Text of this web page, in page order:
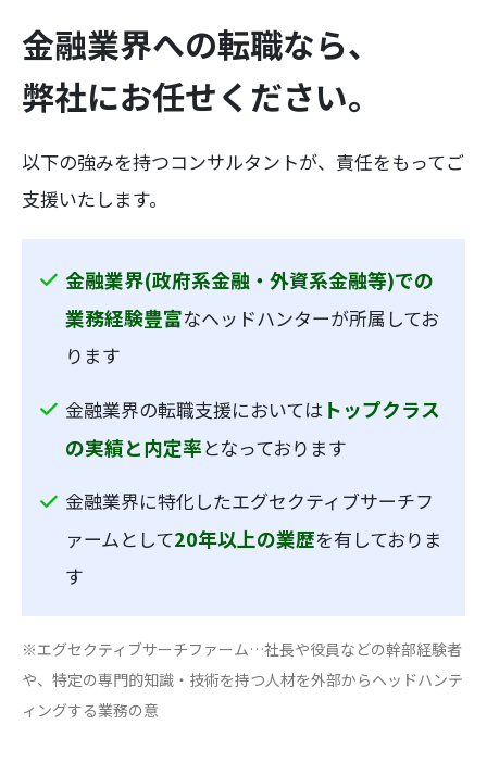
金融業界への転職なら、
弊社にお任せください。
以下の強みを持つコンサルタントが、責任をもってご
支援いたします。
金融業界(政府系金融・外資系金融等)での
業務経験豊富なヘッドハンターが所属してお
ります
金融業界の転職支援においては トップクラス
の実績と内定率となっております
金融業界に特化したエグセクティブサーチフ
ァームとして20年以上の業歴を有しておりま
す
※エグセクティブサーチファーム…社長や役員などの幹部経験者
や、特定の専門的知識・技術を持つ人材を外部からヘッドハンテ
ィングする業務の意